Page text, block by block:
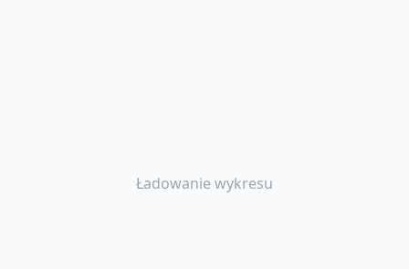
Ładowanie wykresu